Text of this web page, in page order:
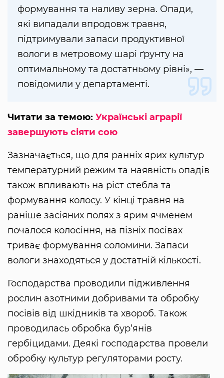
формування та наливу зерна. Опади,
які випадали впродовж травня,
підтримували запаси продуктивної
вологи в метровому шарі ґрунту на
оптимальному та достатньому рівні», —
повідомили у департаменті.
Читати за темою: Українські аграрії
завершують сіяти сою
Зазначається, що для ранніх ярих культур
температурний режим та наявність опадів
також впливають на ріст стебла та
формування колосу. У кінці травня на
раніше засіяних полях з ярим ячменем
почалося колосіння, на пізніх посівах
триває формування соломини. Запаси
вологи знаходяться у достатній кількості.
Господарства проводили підживлення
рослин азотними добривами та обробку
посівів від шкідників та хвороб. Також
проводилась обробка бур’янів
гербіцидами. Деякі господарства провели
обробку культур регуляторами росту.